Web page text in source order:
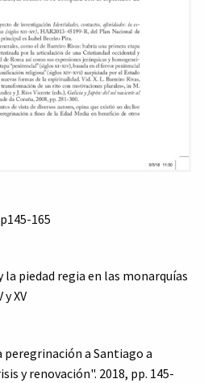
165
piedad regia en las monarquías
XV
a Santiago a
y renovación". 2018, pp. 145-